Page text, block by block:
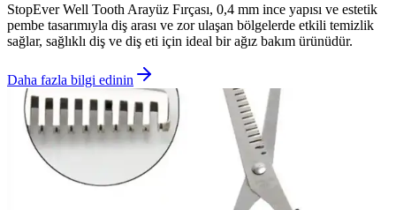
StopEver Well Tooth Arayüz Fırçası, 0,4 mm ince yapısı ve estetik
pembe tasarımıyla diş arası ve zor ulaşan bölgelerde etkili temizlik
sağlar, sağlıklı diş ve diş eti için ideal bir ağız bakım ürünüdür.
Daha fazla bilgi edinin